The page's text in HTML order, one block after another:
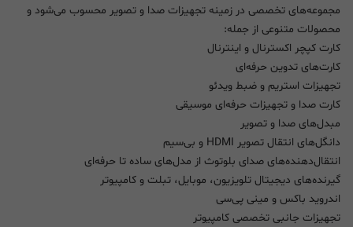
مجموعه‌های تخصصی در زمینه تجهیزات صدا و تصویر محسوب می‌شود و
محصولات متنوعی از جمله:
کارت کپچر اکسترنال و اینترنال
کارت‌های تدوین حرفه‌ای
تجهیزات استریم و ضبط ویدئو
کارت صدا و تجهیزات حرفه‌ای موسیقی
مبدل‌های صدا و تصویر
دانگل‌های انتقال تصویر HDMI و بی‌سیم
انتقال‌دهنده‌های صدای بلوتوث از مدل‌های ساده تا حرفه‌ای
گیرنده‌های دیجیتال تلویزیون، موبایل، تبلت و کامپیوتر
اندروید باکس و مینی پی‌سی
تجهیزات جانبی تخصصی کامپیوتر